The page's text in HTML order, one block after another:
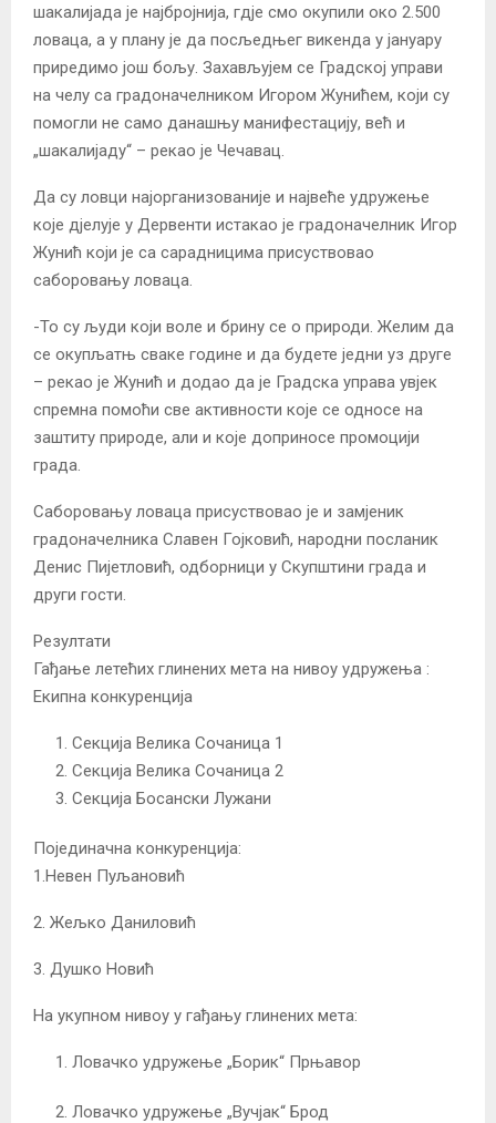
шакалијада је најбројнија, гдје смо окупили око 2.500
ловаца, а у плану је да посљедњег викенда у јануару
приредимо још бољу. Захављујем се Градској управи
на челу са градоначелником Игором Жунићем, који су
помогли не само данашњу манифестацију, већ и
„шакалијаду“ – рекао је Чечавац.
Да су ловци најорганизованије и највеће удружење
које дјелује у Дервенти истакао је градоначелник Игор
Жунић који је са сарадницима присуствовао
саборовању ловаца.
-То су људи који воле и брину се о природи. Желим да
се окупљатњ сваке године и да будете једни уз друге
– рекао је Жунић и додао да је Градска управа увјек
спремна помоћи све активности које се односе на
заштиту природе, али и које доприносе промоцији
града.
Саборовању ловаца присуствовао је и замјеник
градоначелника Славен Гојковић, народни посланик
Денис Пијетловић, одборници у Скупштини града и
други гости.
Резултати
Гађање летећих глинених мета на нивоу удружења :
Екипна конкуренција
Секција Велика Сочаница 1
Секција Велика Сочаница 2
Секција Босански Лужани
Појединачна конкуренција:
1.Невен Пуљановић
2. Жељко Даниловић
3. Душко Новић
На укупном нивоу у гађању глинених мета:
Ловачко удружење „Борик“ Прњавор
Ловачко удружење „Вучјак“ Брод